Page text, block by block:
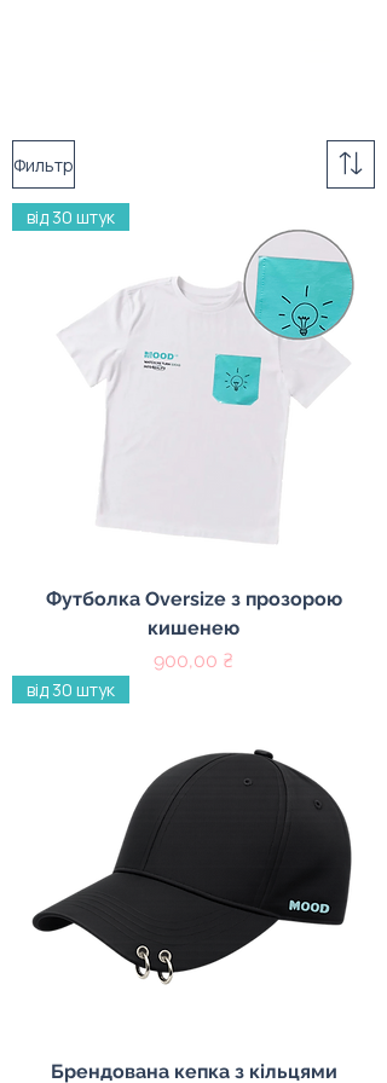
Фильтр
від 30 штук
Футболка Oversize з прозорою
кишенею
Цена
900,00 ₴
від 30 штук
Брендована кепка з кільцями